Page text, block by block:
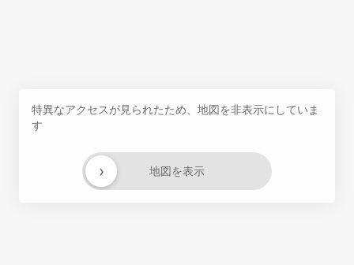
特異なアクセスが見られたため、地図を非表示にしていま
す
地図を表示
›